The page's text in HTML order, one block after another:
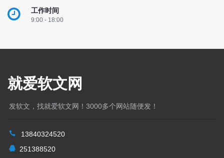
工作时间
9:00 - 18:00
就爱软文网
发软文，找就爱软文网！3000多个网站随便发！
13840324520
251388520